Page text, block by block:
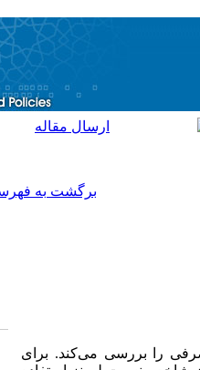
برگشت به
را بررسی می‌کند. برای